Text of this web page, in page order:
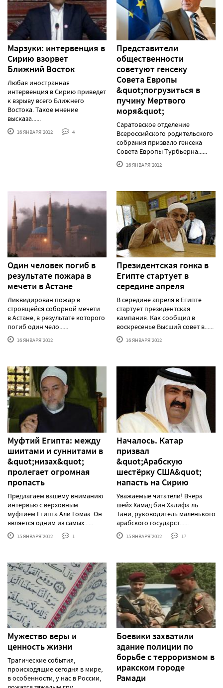
Марзуки: интервенция в
Сирию взорвет
Ближний Восток
Любая иностранная
интервенция в Сирию приведет
к взрыву всего Ближнего
Востока. Такое мнение
высказа......
16 ЯНВАРЯ'2012 4
Представители
общественности
советуют генсеку
Совета Европы
&quot;погрузиться в
пучину Мертвого
моря&quot;
Саратовское отделение
Всероссийского родительского
собрания призвало генсека
Совета Европы Турбьерна......
16 ЯНВАРЯ'2012
Один человек погиб в
результате пожара в
мечети в Астане
Ликвидирован пожар в
строящейся соборной мечети
в Астане, в результате которого
погиб один чело......
16 ЯНВАРЯ'2012
Президентская гонка в
Египте стартует в
середине апреля
В середине апреля в Египте
стартует президентская
кампания. Как сообщил в
воскресенье Высший совет в......
16 ЯНВАРЯ'2012
Муфтий Египта: между
шиитами и суннитами в
&quot;низах&quot;
пролегает огромная
пропасть
Предлагаем вашему вниманию
интервью с верховным
муфтием Египта Али Гомаа. Он
является одним из самых......
15 ЯНВАРЯ'2012 1
Началось. Катар
призвал
&quot;Арабскую
шестёрку США&quot;
напасть на Сирию
Уважаемые читатели! Вчера
шейх Хамад бин Халифа ль
Тани, руководитель маленького
арабского государст......
15 ЯНВАРЯ'2012 17
Мужество веры и
ценность жизни
Трагические события,
происходящие сегодня в мире,
в особенности, у нас в России,
Боевики захватили
здание полиции по
борьбе с терроризмом в
иракском городе
Рамади